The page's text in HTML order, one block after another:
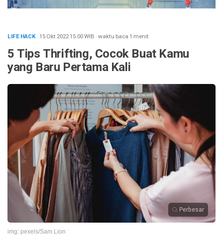
LIFE HACK· 15 Okt 202215:00WIB ·waktu baca 1 menit
5 Tips Thrifting, Cocok Buat Kamu
yang Baru Pertama Kali
Perbesar
img: pexels/Sam Lion